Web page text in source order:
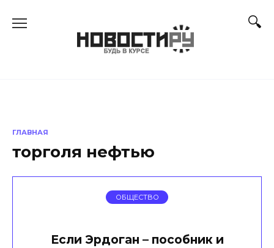
ГЛАВНАЯ
торголя нефтью
ОБЩЕСТВО
Если Эрдоган – пособник и